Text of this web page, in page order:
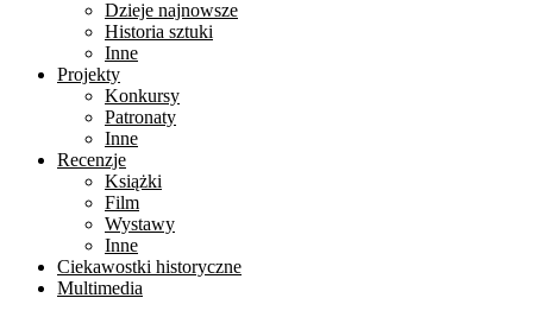
Dzieje najnowsze
Historia sztuki
Inne
Projekty
Konkursy
Patronaty
Inne
Recenzje
Książki
Film
Wystawy
Inne
Ciekawostki historyczne
Multimedia